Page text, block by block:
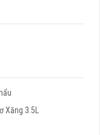
Xăng 3.5L